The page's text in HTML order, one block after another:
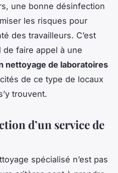
une bonne désinfection
les risques pour
des travailleurs. C’est
de faire appel à une
nettoyage de laboratoires
de ce type de locaux
trouvent.
d’un service de
spécialisé n’est pas